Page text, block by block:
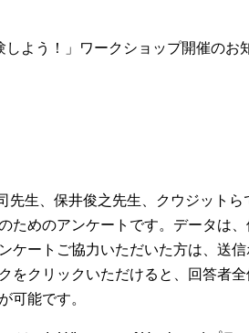
よう！」ワークショップ開催のお
生、保井俊之先生、クウジットら
ためのアンケートです。データは、
ケートご協力いただいた方は、送
をクリックいただけると、回答者
可能です。